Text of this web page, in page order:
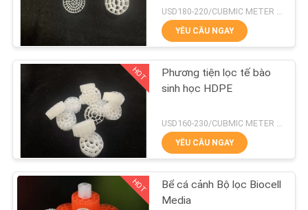
VỀ
CHÚNG
TÔI
CHUYẾN
THAM
NHÀ
MBBR Bio Media
22
USD180-220/CUBMIC METER MOQ:1CubmicMeter
YÊU CẦU NGAY
HOT
Phương tiện lọc tế bào
sinh học HDPE
YÊU CẦU NGAY
HOT
Bể cá cảnh Bộ lọc Biocell
Media